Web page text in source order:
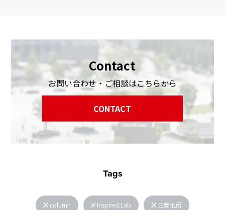
Contact
お問い合わせ・ご相談はこちらから
CONTACT
Tags
column Inspired.Lab 三菱地所